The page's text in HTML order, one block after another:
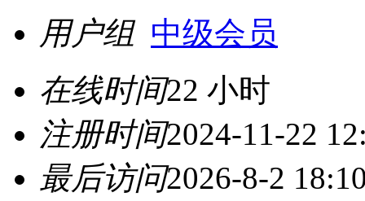
用户组 中级会员
在线时间22 小时
注册时间2024-11-22
最后访问2026-8-2